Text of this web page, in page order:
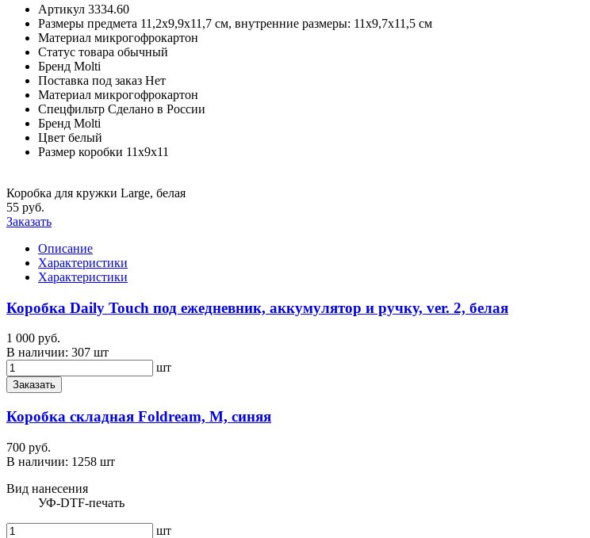
Артикул 3334.60
Размеры предмета 11,2х9,9х11,7 см, внутренние размеры: 11х9,7х11,5 см
Материал микрогофрокартон
Статус товара обычный
Бренд Molti
Поставка под заказ Нет
Материал микрогофрокартон
Спецфильтр Сделано в России
Бренд Molti
Цвет белый
Размер коробки 11x9x11
Коробка для кружки Large, белая
55 руб.
Заказать
Описание
Характеристики
Характеристики
Коробка Daily Touch под ежедневник, аккумулятор и ручку, ver. 2, белая
1 000 руб.
В наличии: 307 шт
шт
Заказать
Коробка складная Foldream, M, синяя
700 руб.
В наличии: 1258 шт
Вид нанесения
УФ-DTF-печать
шт